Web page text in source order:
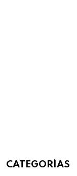
CATEGORÍAS